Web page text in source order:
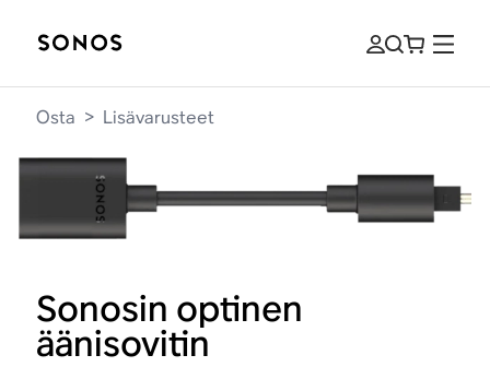
Osta > Lisävarusteet
Sonosin optinen
äänisovitin